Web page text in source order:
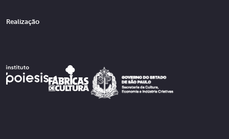
Realização